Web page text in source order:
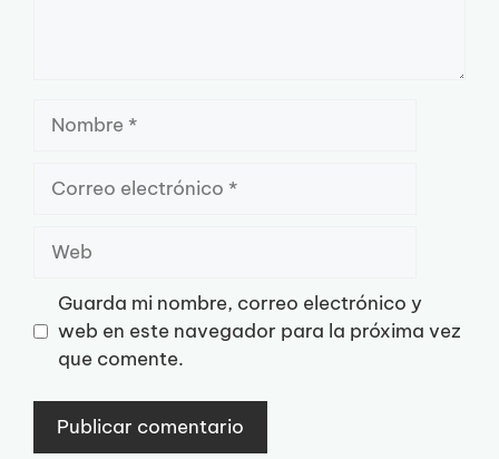
Nombre
electrónico
Guarda mi nombre, correo electrónico y
web en este navegador para la próxima vez
que comente.